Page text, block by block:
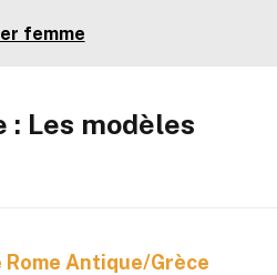
femme
Les modèles
Rome Antique/Grèce